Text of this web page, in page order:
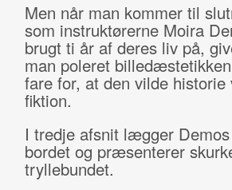
Men når man kommer til
som instruktørerne Moira
brugt ti år af deres liv på,
man poleret
fare for, at den vilde
fiktion.
I tredje afsnit lægger
bordet og præsenterer
tryllebundet.